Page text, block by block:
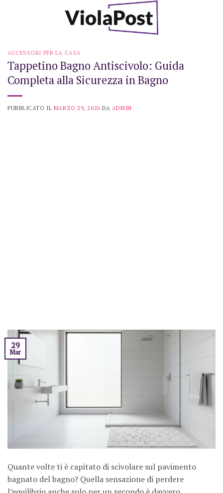
ACCESSORI PER LA CASA
Tappetino Bagno Antiscivolo: Guida
Completa alla Sicurezza in Bagno
PUBBLICATO IL MARZO 29, 2026 DA ADMIN
29
Mar
Quante volte ti è capitato di scivolare sul pavimento
bagnato del bagno? Quella sensazione di perdere